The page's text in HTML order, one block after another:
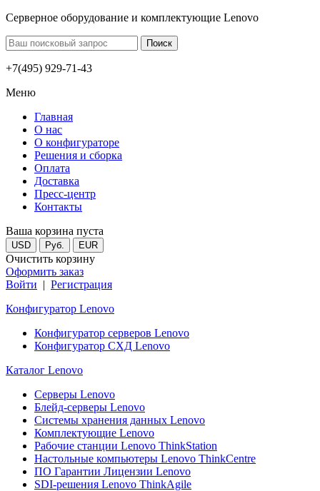
Серверное оборудование и комплектующие Lenovo
+7(495) 929-71-43
Меню
Главная
О нас
О конфигураторе
Решения и сборка
Оплата
Доставка
Пресс-центр
Контакты
Ваша корзина пуста
USD Руб. EUR
Очистить корзину
Оформить заказ
Войти | Регистрация
Конфигуратор Lenovo
Конфигуратор серверов Lenovo
Конфигуратор СХД Lenovo
Каталог Lenovo
Серверы Lenovo
Блейд-серверы Lenovo
Системы хранения данных Lenovo
Комплектующие Lenovo
Рабочие станции Lenovo ThinkStation
Настольные компьютеры Lenovo ThinkCentre
ПО Гарантии Лицензии Lenovo
SDI-решения Lenovo ThinkAgile